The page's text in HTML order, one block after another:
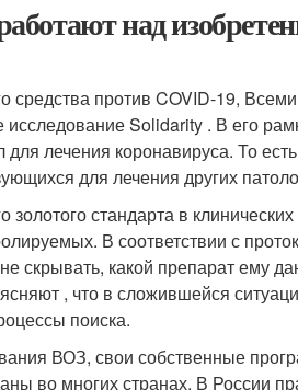
над
средства против COVID-19,
Solidarity . В его
лечения коронавируса. То
для лечения других
стандарта в
В соответствии с
скрывать, какой препарат ему
, что в сложившейся
поиска.
ВОЗ, свои собственные
во многих странах. В России